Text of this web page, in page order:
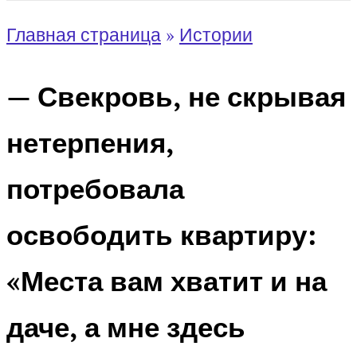
Главная страница » Истории
— Свекровь, не скрывая
нетерпения,
потребовала
освободить квартиру:
«Места вам хватит и на
даче, а мне здесь